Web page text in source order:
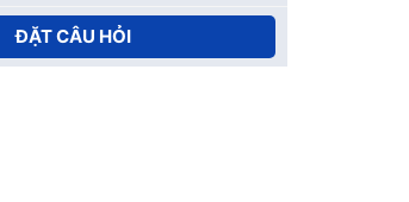
ĐẶT CÂU HỎI